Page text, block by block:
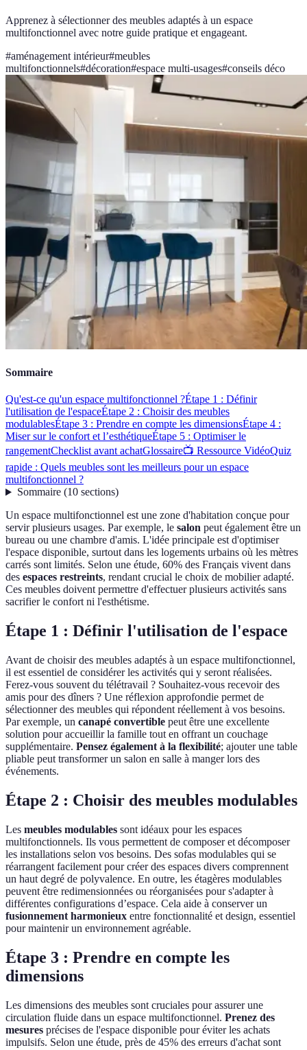
Apprenez à sélectionner des meubles adaptés à un espace
multifonctionnel avec notre guide pratique et engageant.
#aménagement intérieur#meubles
multifonctionnels#décoration#espace multi-usages#conseils déco
Sommaire
Qu'est-ce qu'un espace multifonctionnel ?Étape 1 : Définir
l'utilisation de l'espaceÉtape 2 : Choisir des meubles
modulablesÉtape 3 : Prendre en compte les dimensionsÉtape 4 :
Miser sur le confort et l’esthétiqueÉtape 5 : Optimiser le
rangementChecklist avant achatGlossaire📺 Ressource VidéoQuiz
rapide : Quels meubles sont les meilleurs pour un espace
multifonctionnel ?
Sommaire(10 sections)
Un espace multifonctionnel est une zone d'habitation conçue pour
servir plusieurs usages. Par exemple, le salon peut également être un
bureau ou une chambre d'amis. L'idée principale est d'optimiser
l'espace disponible, surtout dans les logements urbains où les mètres
carrés sont limités. Selon une étude, 60% des Français vivent dans
des espaces restreints, rendant crucial le choix de mobilier adapté.
Ces meubles doivent permettre d'effectuer plusieurs activités sans
sacrifier le confort ni l'esthétisme.
Étape 1 : Définir l'utilisation de l'espace
Avant de choisir des meubles adaptés à un espace multifonctionnel,
il est essentiel de considérer les activités qui y seront réalisées.
Ferez-vous souvent du télétravail ? Souhaitez-vous recevoir des
amis pour des dîners ? Une réflexion approfondie permet de
sélectionner des meubles qui répondent réellement à vos besoins.
Par exemple, un canapé convertible peut être une excellente
solution pour accueillir la famille tout en offrant un couchage
supplémentaire. Pensez également à la flexibilité; ajouter une table
pliable peut transformer un salon en salle à manger lors des
événements.
Étape 2 : Choisir des meubles modulables
Les meubles modulables sont idéaux pour les espaces
multifonctionnels. Ils vous permettent de composer et décomposer
les installations selon vos besoins. Des sofas modulables qui se
réarrangent facilement pour créer des espaces divers comprennent
un haut degré de polyvalence. En outre, les étagères modulables
peuvent être redimensionnées ou réorganisées pour s'adapter à
différentes configurations d’espace. Cela aide à conserver un
fusionnement harmonieux entre fonctionnalité et design, essentiel
pour maintenir un environnement agréable.
Étape 3 : Prendre en compte les
dimensions
Les dimensions des meubles sont cruciales pour assurer une
circulation fluide dans un espace multifonctionnel. Prenez des
mesures précises de l'espace disponible pour éviter les achats
impulsifs. Selon une étude, près de 45% des erreurs d'achat sont